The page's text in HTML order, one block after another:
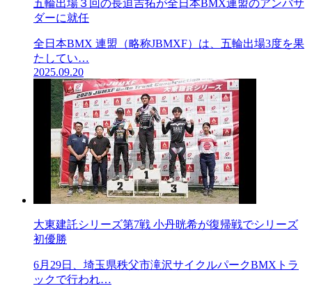
五輪出場３回の長迫吉拓が全日本BMX連盟のアンバサ
ダーに就任
全日本BMX 連盟（略称JBMXF）は、五輪出場3度を果
たしてい…
2025.09.20
大東建託シリーズ第7戦 ⼩丹晄希が復帰戦でシリーズ
初優勝
6月29日、埼玉県秩父市滝沢サイクルパークBMXトラ
ックで行われ…